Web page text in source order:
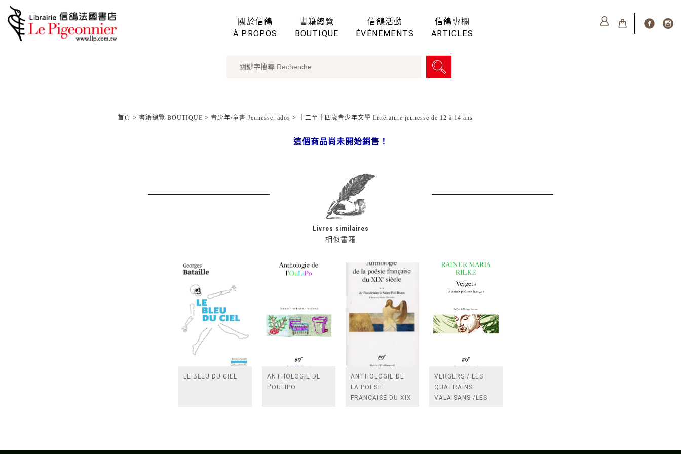
關於信鴿
À PROPOS
書籍總覽
BOUTIQUE
信鴿活動
ÉVÉNEMENTS
信鴿專欄
ARTICLES
首頁 > 書籍總覽 BOUTIQUE > 青少年/童書 Jeunesse, ados > 十二至十四歲青少年文學 Littérature jeunesse de 12 à 14 ans
這個商品尚未開始銷售！
相似書籍
Livres similaires
LE BLEU DU CIEL
ANTHOLOGIE DE
L'OULIPO
ANTHOLOGIE DE
LA POESIE
FRANCAISE DU XIX
VERGERS / LES
QUATRAINS
VALAISANS /LES